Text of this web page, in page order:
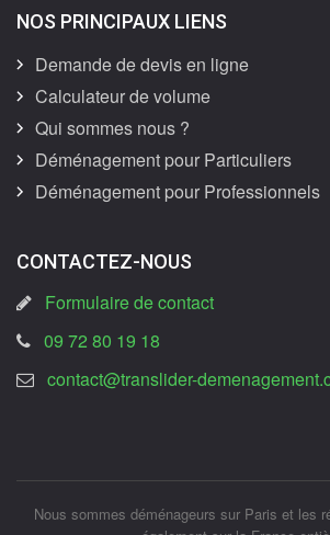
NOS PRINCIPAUX LIENS
Demande de devis en ligne
Calculateur de volume
Qui sommes nous ?
Déménagement pour Particuliers
Déménagement pour Professionnels
CONTACTEZ-NOUS
Formulaire de contact
09 72 80 19 18
contact@translider-
Nous sommes déménageurs sur Paris et les